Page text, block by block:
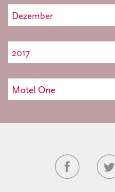
Dezember
2017
Motel One